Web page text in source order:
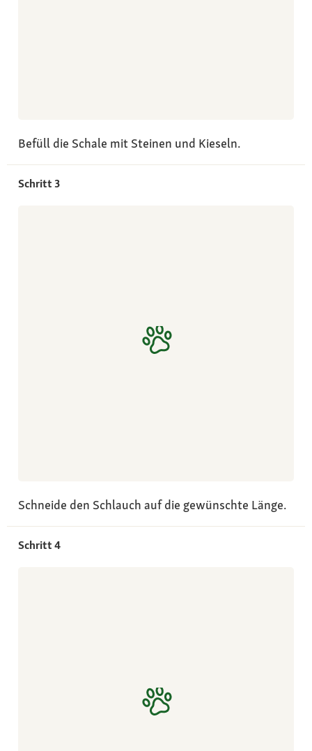
Befüll die Schale mit Steinen und Kieseln.
Schritt 3
Schneide den Schlauch auf die gewünschte Länge.
Schritt 4